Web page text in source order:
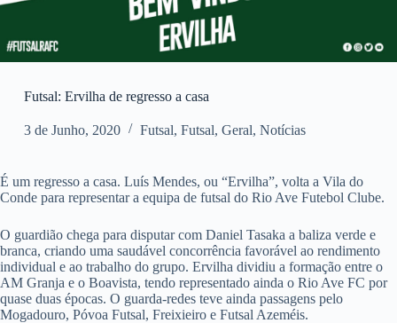
Futsal: Ervilha de regresso a casa
3 de Junho, 2020 Futsal, Futsal, Geral, Notícias
É um regresso a casa. Luís Mendes, ou “Ervilha”, volta a Vila do
Conde para representar a equipa de futsal do Rio Ave Futebol Clube.
O guardião chega para disputar com Daniel Tasaka a baliza verde e
branca, criando uma saudável concorrência favorável ao rendimento
individual e ao trabalho do grupo. Ervilha dividiu a formação entre o
AM Granja e o Boavista, tendo representado ainda o Rio Ave FC por
quase duas épocas. O guarda-redes teve ainda passagens pelo
Mogadouro, Póvoa Futsal, Freixieiro e Futsal Azeméis.